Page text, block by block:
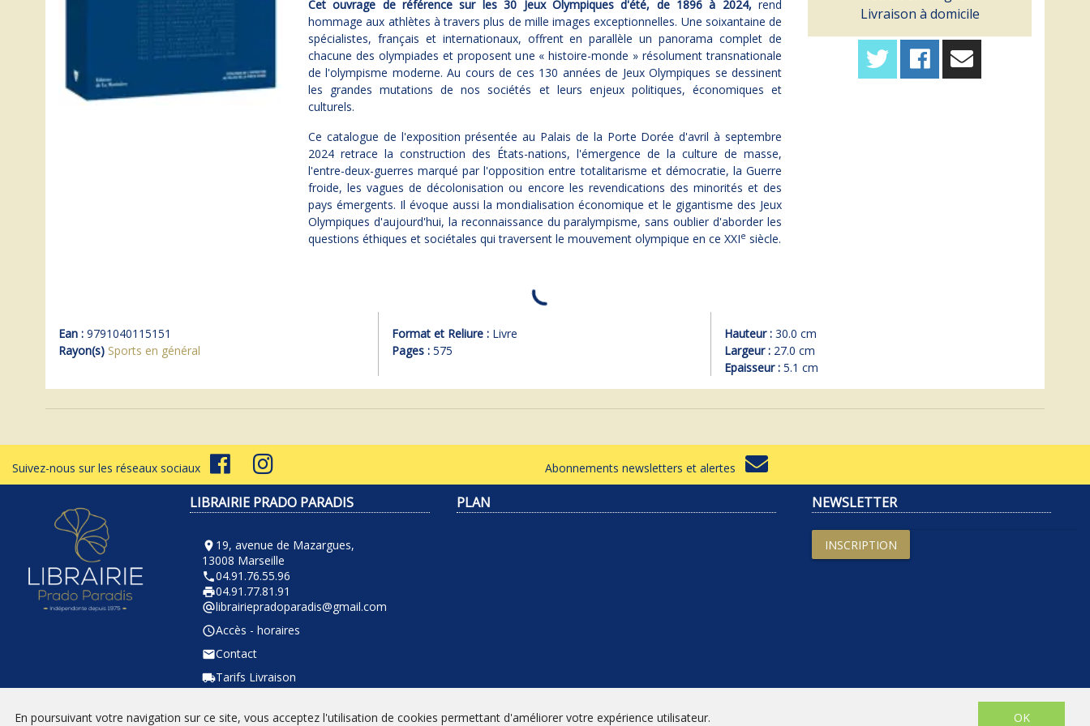
Cet ouvrage de référence sur les 30 Jeux Olympiques d'été, de 1896 à 2024, rend
hommage aux athlètes à travers plus de mille images exceptionnelles. Une soixantaine de
spécialistes, français et internationaux, offrent en parallèle un panorama complet de
chacune des olympiades et proposent une « histoire-monde » résolument transnationale
de l'olympisme moderne. Au cours de ces 130 années de Jeux Olympiques se dessinent
les grandes mutations de nos sociétés et leurs enjeux politiques, économiques et
culturels.
Ce catalogue de l'exposition présentée au Palais de la Porte Dorée d'avril à septembre
2024 retrace la construction des États-nations, l'émergence de la culture de masse,
l'entre-deux-guerres marqué par l'opposition entre totalitarisme et démocratie, la Guerre
froide, les vagues de décolonisation ou encore les revendications des minorités et des
pays émergents. Il évoque aussi la mondialisation économique et le gigantisme des Jeux
Olympiques d'aujourd'hui, la reconnaissance du paralympisme, sans oublier d'aborder les
questions éthiques et sociétales qui traversent le mouvement olympique en ce XXIe siècle.
Livraison à domicile
Ean : 9791040115151
Rayon(s) Sports en général
Format et Reliure : Livre
Pages :575
Hauteur : 30.0 cm
Largeur : 27.0 cm
Epaisseur : 5.1 cm
Suivez-nous sur les réseaux sociaux Abonnements newsletters et alertes
LIBRAIRIE PRADO PARADIS
room 19, avenue de Mazargues,
13008 Marseille
phone04.91.76.55.96
local_printshop04.91.77.81.91
alternate_emaillibrairiepradoparadis@gmail.com
query_builderAccès - horaires
emailContact
local_shippingTarifs Livraison
PLAN NEWSLETTER
INSCRIPTION
En poursuivant votre navigation sur ce site, vous acceptez l'utilisation de cookies permettant d'améliorer votre expérience utilisateur. OK